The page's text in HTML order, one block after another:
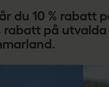
l
ä
r
e
du 10 % rabatt
rabatt på